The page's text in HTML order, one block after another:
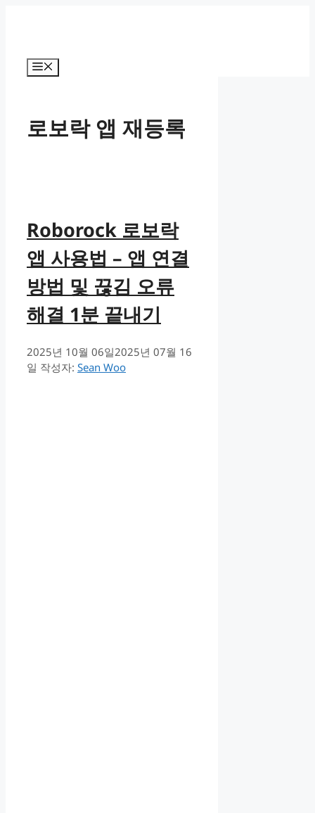
로보락 앱 재등록
Roborock 로보락
앱 사용법 – 앱 연결
방법 및 끊김 오류
해결 1분 끝내기
2025년 10월 06일2025년 07월 16
일 작성자: Sean Woo